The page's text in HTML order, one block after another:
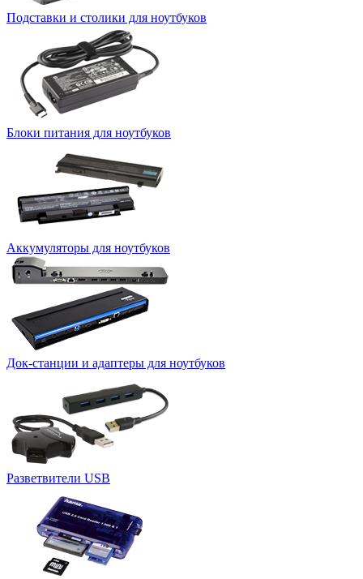
Подставки и столики для ноутбуков
Блоки питания для ноутбуков
Аккумуляторы для ноутбуков
Док-станции и адаптеры для ноутбуков
Разветвители USB